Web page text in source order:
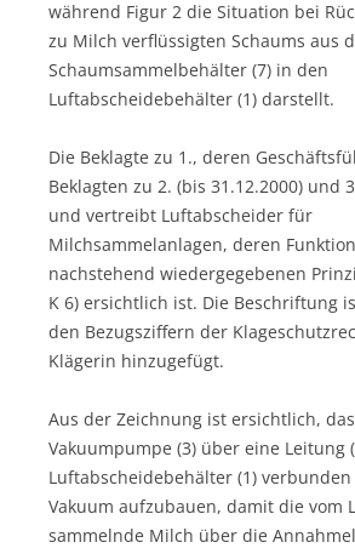
während Figur 2 die Situation bei
zu Milch verflüssigten Schaums aus
Schaumsammelbehälter (7) in den
Luftabscheidebehälter (1) darstellt.
Die Beklagte zu 1., deren
Beklagten zu 2. (bis 31.12.2000) und
und vertreibt Luftabscheider für
Milchsammelanlagen, deren
nachstehend wiedergegebenen
K 6) ersichtlich ist. Die Beschriftung
den Bezugsziffern der
Klägerin hinzugefügt.
Aus der Zeichnung ist ersichtlich,
Vakuumpumpe (3) über eine Leitung
Luftabscheidebehälter (1)
Vakuum aufzubauen, damit die vom
sammelnde Milch über die